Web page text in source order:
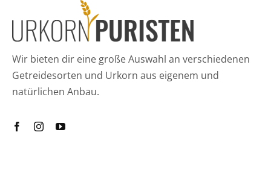
Wir bieten dir eine große Auswahl an verschiedenen
Getreidesorten und Urkorn aus eigenem und
natürlichen Anbau.